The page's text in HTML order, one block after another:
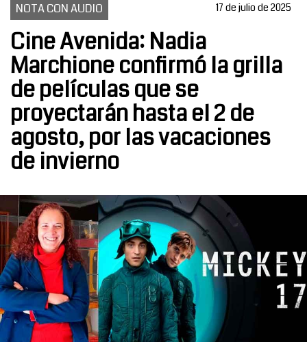
NOTA CON AUDIO 17 de julio de 2025
Cine Avenida: Nadia
Marchione confirmó la grilla
de películas que se
proyectarán hasta el 2 de
agosto, por las vacaciones
de invierno